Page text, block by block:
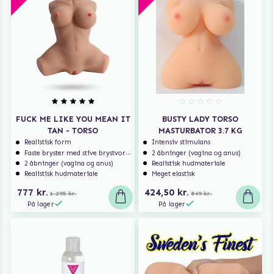
FUCK ME LIKE YOU MEAN IT
TAN - TORSO
Realistisk form
Faste bryster med stive brystvorter
2 åbninger (vagina og anus)
Realistisk hudmateriale
777 kr. 1.295 kr.
På lager
BUSTY LADY TORSO
MASTURBATOR 3.7 KG
Intensiv stimulans
2 åbninger (vagina og anus)
Realistisk hudmateriale
Meget elastisk
424,50 kr. 849 kr.
På lager